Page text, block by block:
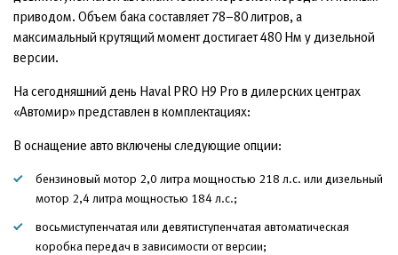
приводом. Объем бака составляет 78–80 литров, а
максимальный крутящий момент достигает 480 Нм у дизельной
версии.
На сегодняшний день Haval PRO H9 Pro в дилерских центрах
«Автомир» представлен в комплектациях:
В оснащение авто включены следующие опции:
бензиновый мотор 2,0 литра мощностью 218 л.с. или дизельный
мотор 2,4 литра мощностью 184 л.с.;
восьмиступенчатая или девятиступенчатая автоматическая
коробка передач в зависимости от версии;